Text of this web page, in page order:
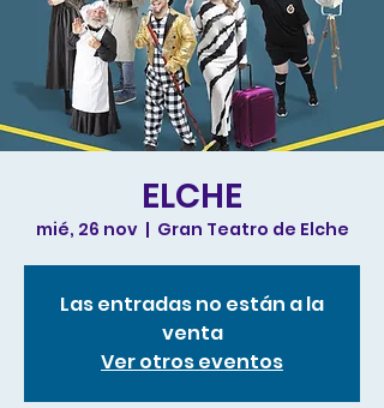
ELCHE
mié, 26 nov
  |
Gran Teatro de Elche
Las entradas no están a la
venta
Ver otros eventos